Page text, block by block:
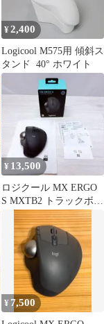
¥2,400
Logicool M575用 傾斜ス
タンド 40° ホワイト
¥ 13,500
ロジクール MX ERGO
S MXTB2 トラックボー
ルマウス グラファイト
¥ 7,500